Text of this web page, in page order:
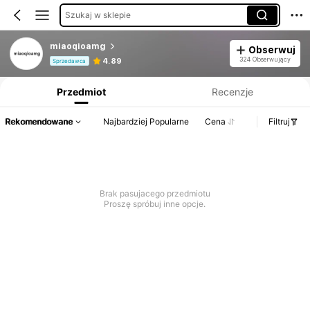
Szukaj w sklepie
miaoqioamg
Sprzedawca 4.89
Obserwuj
324 Obserwujący
Przedmiot Recenzje
Rekomendowane Najbardziej Popularne Cena Filtruj
Brak pasujacego przedmiotu
Proszę spróbuj inne opcje.